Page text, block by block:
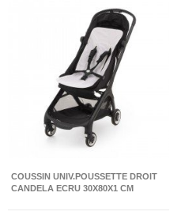
COUSSIN UNIV.POUSSETTE DROIT
CANDELA ECRU 30X80X1 CM